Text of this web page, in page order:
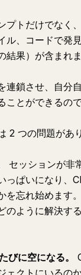
プトだけでなく
ル、コードで発
結果）が含まれま
連鎖させ、自分
とができるので
2 つの問題があ
セッションが非
っぱいになり、
を忘れ始めます
のように解決す
びに空になる。
ェクトにいるの